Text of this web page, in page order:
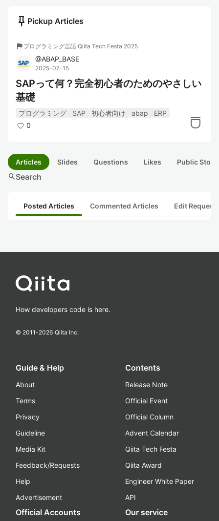
push_pin Pickup Articles
flag プログラミング言語 Qiita Tech Festa 2025
@ABAP_BASE
2025-07-15
SAPって何？完全初心者のためのやさしい
基礎
プログラミング SAP 初心者向け abap
ERP
0
Articles Slides Questions Likes Public
searchSearch
Posted Articles Commented Articles Edit
How developers code is here.
© 2011-2026 Qiita Inc.
Guide & Help
About
Terms
Privacy
Guideline
Media Kit
Feedback/Requests
Help
Advertisement
Contents
Release Note
Official Event
Official Column
Advent Calendar
Qiita Tech Festa
Qiita Award
Engineer White Paper
API
Official Accounts Our service